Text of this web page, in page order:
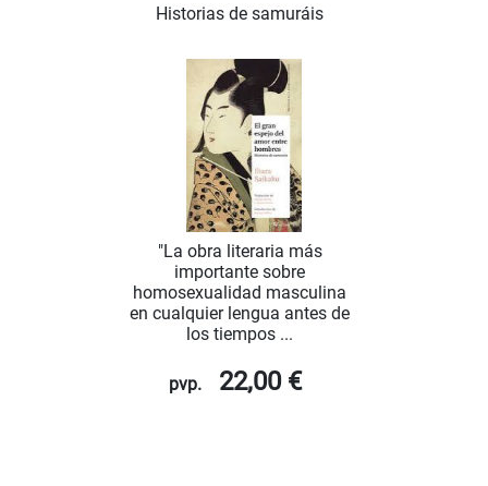
Historias de samuráis
"La obra literaria más
importante sobre
homosexualidad masculina
en cualquier lengua antes de
los tiempos ...
pvp. 22,00 €